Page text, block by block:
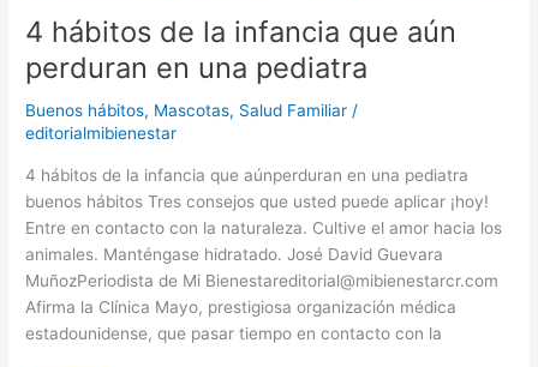
4 hábitos de la infancia que aún
perduran en una pediatra
Buenos hábitos, Mascotas, Salud Familiar /
editorialmibienestar
4 hábitos de la infancia que aúnperduran en una pediatra
buenos hábitos Tres consejos que usted puede aplicar ¡hoy!
Entre en contacto con la naturaleza. Cultive el amor hacia los
animales. Manténgase hidratado. José David Guevara
MuñozPeriodista de Mi Bienestareditorial@mibienestarcr.com
Afirma la Clínica Mayo, prestigiosa organización médica
estadounidense, que pasar tiempo en contacto con la